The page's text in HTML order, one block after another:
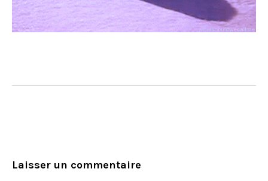
Laisser un commentaire